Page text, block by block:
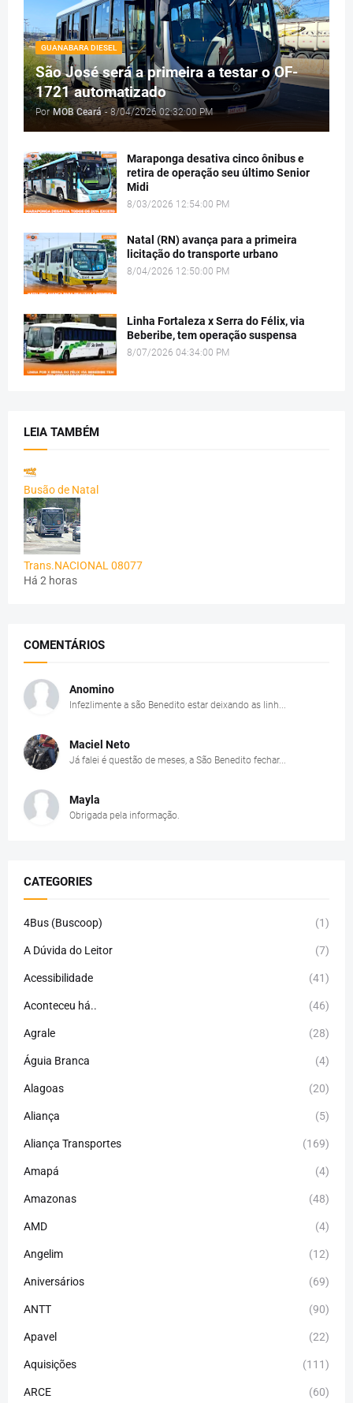
GUANABARA DIESEL
São José será a primeira a testar o OF-
1721 automatizado
Por MOB Ceará - 8/04/2026 02:32:00 PM
Maraponga desativa cinco ônibus e
retira de operação seu último Senior
Midi
8/03/2026 12:54:00 PM
Natal (RN) avança para a primeira
licitação do transporte urbano
8/04/2026 12:50:00 PM
Linha Fortaleza x Serra do Félix, via
Beberibe, tem operação suspensa
8/07/2026 04:34:00 PM
LEIA TAMBÉM
Busão de Natal
Trans.NACIONAL 08077
Há 2 horas
COMENTÁRIOS
Anomino
Infezlimente a são Benedito estar deixando as linh...
Maciel Neto
Já falei é questão de meses, a São Benedito fechar...
Mayla
Obrigada pela informação.
CATEGORIES
4Bus (Buscoop) (1)
A Dúvida do Leitor (7)
Acessibilidade (41)
Aconteceu há.. (46)
Agrale (28)
Águia Branca (4)
Alagoas (20)
Aliança (5)
Aliança Transportes (169)
Amapá (4)
Amazonas (48)
AMD (4)
Angelim (12)
Aniversários (69)
ANTT (90)
Apavel (22)
Aquisições (111)
ARCE (60)